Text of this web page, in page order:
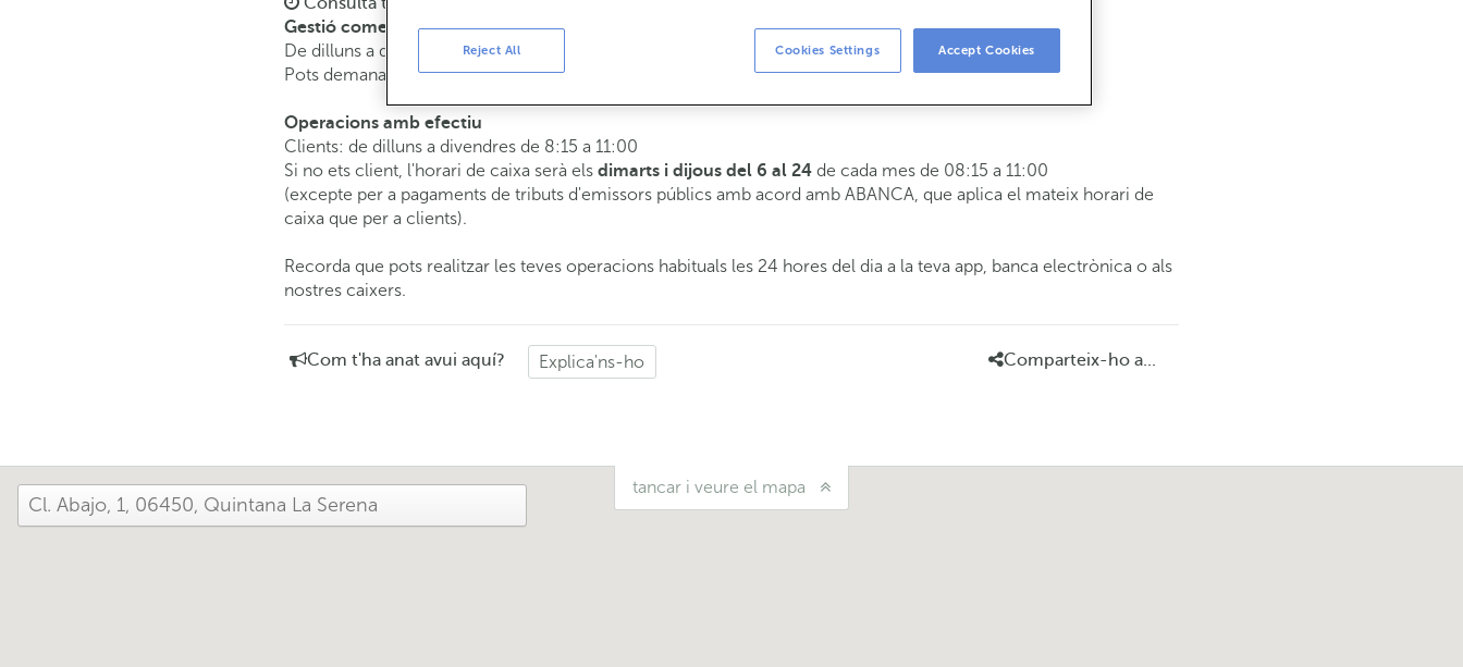
Gestió comercial
De dilluns a divendres de8:15 a 14:00.
Pots demanar cita prèviai t'atendrem el dia i hora que triïs.
Operacions amb efectiu
Clients: de dilluns a divendres de 8:15 a 11:00
Si no ets client, l'horari de caixa serà els dimarts i dijous del 6 al 24 de cada mes de 08:15 a 11:00
(excepte per a pagaments de tributs d'emissors públics amb acord amb ABANCA, que aplica el mateix horari de
caixa que per a clients).
Recorda que pots realitzar les teves operacions habituals les 24 hores del dia a la teva app, banca electrònica o als
nostres caixers.
Com t'ha anat avui aquí? Explica'ns-ho Comparteix-ho a...
tancar i veure el mapa
Reject All Cookies Settings Accept Cookies